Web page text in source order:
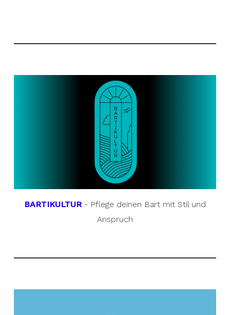
BARTIKULTUR- Pflege deinen Bart mit Stil und
Anspruch